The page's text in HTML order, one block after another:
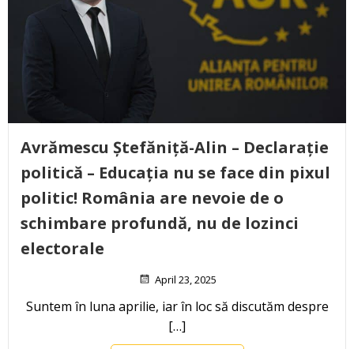
Avrămescu Ștefăniță-Alin – Declarație
politică – Educația nu se face din pixul
politic! România are nevoie de o
schimbare profundă, nu de lozinci
electorale
April 23, 2025
Suntem în luna aprilie, iar în loc să discutăm despre
[…]